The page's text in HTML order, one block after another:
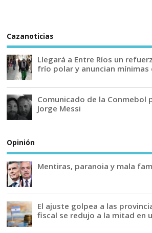
Cazanoticias
Llegará a Entre Ríos un
frío polar y anuncian mínimas
Comunicado de la Conmebol
Jorge Messi
Opinión
Mentiras, paranoia y mala
El ajuste golpea a las
fiscal se redujo a la mitad en